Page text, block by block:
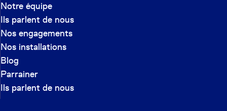
Notre équipe
Ils parlent de nous
Nos engagements
Nos installations
Blog
Parrainer
Ils parlent de nous